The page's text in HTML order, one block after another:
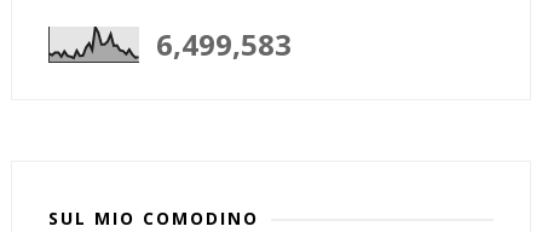
6,499,583
SUL MIO COMODINO